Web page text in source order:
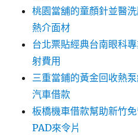
桃園當舖的童顏針並醫
熱介面材
台北票貼經典台南眼科
射費用
三重當鋪的黃金回收熱
汽車借款
板橋機車借款幫助新竹
PAD來令片